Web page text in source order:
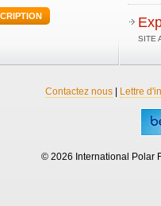
SITE
Contactez nous| Lettre
© 2026 International Polar